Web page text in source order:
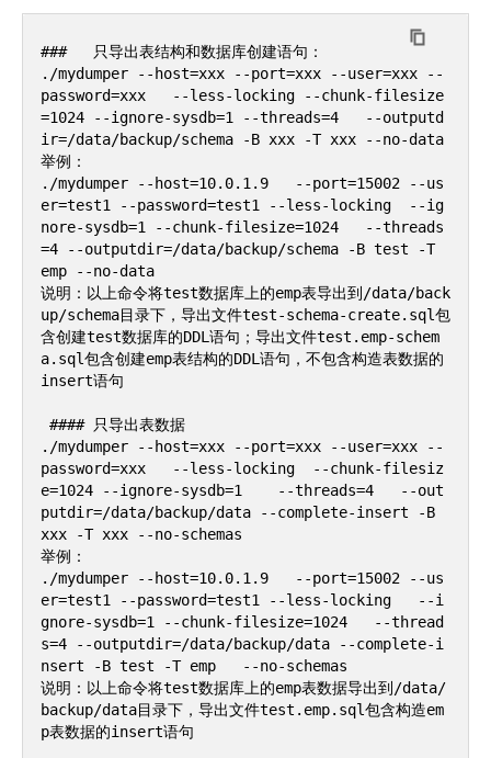
###   只导出表结构和数据库创建语句：
./mydumper --host=xxx --port=xxx --user=xxx --
password=xxx   --less-locking --chunk-filesize
=1024 --ignore-sysdb=1 --threads=4   --outputd
ir=/data/backup/schema -B xxx -T xxx --no-data
举例：
./mydumper --host=10.0.1.9   --port=15002 --us
er=test1 --password=test1 --less-locking  --ig
nore-sysdb=1 --chunk-filesize=1024   --threads
=4 --outputdir=/data/backup/schema -B test -T
emp --no-data
说明：以上命令将test数据库上的emp表导出到/data/back
up/schema目录下，导出文件test-schema-create.sql包
含创建test数据库的DDL语句；导出文件test.emp-schem
a.sql包含创建emp表结构的DDL语句，不包含构造表数据的
insert语句
./mydumper --host=xxx --port=xxx --user=xxx --
password=xxx   --less-locking  --chunk-filesiz
e=1024 --ignore-sysdb=1    --threads=4   --out
putdir=/data/backup/data --complete-insert -B
xxx -T xxx --no-schemas
举例：
./mydumper --host=10.0.1.9   --port=15002 --us
er=test1 --password=test1 --less-locking   --i
gnore-sysdb=1 --chunk-filesize=1024   --thread
s=4 --outputdir=/data/backup/data --complete-i
nsert -B test -T emp   --no-schemas
说明：以上命令将test数据库上的emp表数据导出到/data/
backup/data目录下，导出文件test.emp.sql包含构造em
p表数据的insert语句